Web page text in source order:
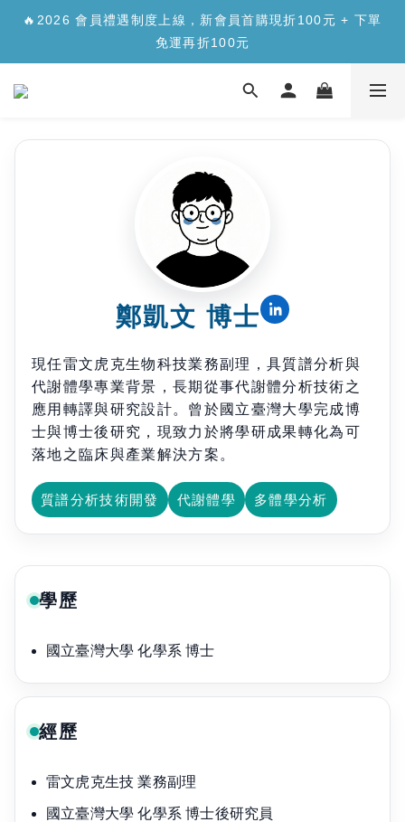
✨【新品上市】合生元樂醣版您的每日「正餐應援」，讓您
安心面對精緻澱糖>>>
🔥2026 會員禮遇制度上線，新會員首購現折100元 + 下單
免運再折100元
✨【新品上市】合生元樂醣版您的每日「正餐應援」，讓您
鄭凱文 博士
現任雷文虎克生物科技業務副理，具質譜分析與
代謝體學專業背景，長期從事代謝體分析技術之
應用轉譯與研究設計。曾於國立臺灣大學完成博
士與博士後研究，現致力於將學研成果轉化為可
落地之臨床與產業解決方案。
質譜分析技術開發 代謝體學 多體學分析
學歷
國立臺灣大學 化學系 博士
經歷
雷文虎克生技 業務副理
國立臺灣大學 化學系 博士後研究員